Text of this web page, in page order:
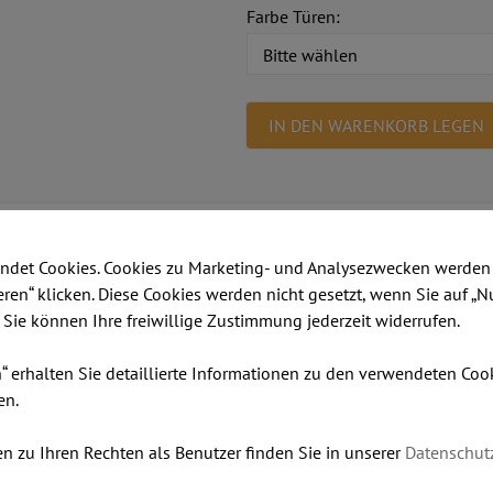
Farbe Türen:
IN DEN WARENKORB LEGEN
anklicken) Metall Farbe (zum Vergrößern
UNI 2OH, B =
für die einfache Archivierung von Dokumenten entworfen.
Bedürfnisse zu erfüllen und Ihren Büroraum effizient zu
Cookies. Cookies zu Marketing- und Analysezwecken
klicken. Diese Cookies werden nicht gesetzt, wenn Sie auf
Sie können Ihre freiwillige Zustimmung jederzeit widerrufen.
erhalten Sie detaillierte Informationen zu den verwendeten
zu Ihren Rechten als Benutzer finden Sie in unserer